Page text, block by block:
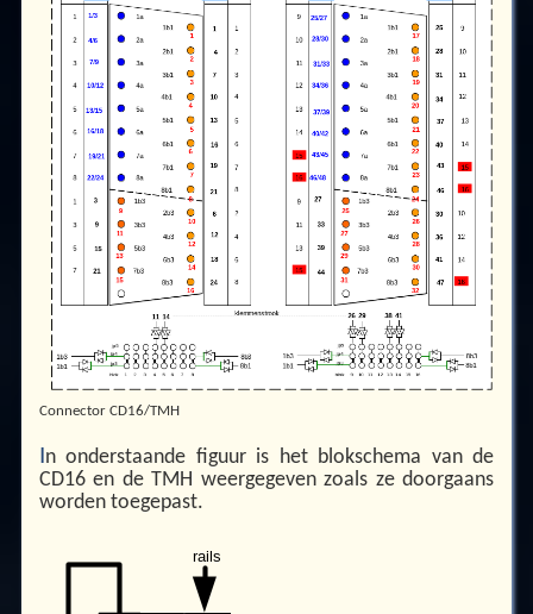
Connector CD16/TMH
In onderstaande figuur is het blokschema van de
CD16 en de TMH weergegeven zoals ze doorgaans
worden toegepast.